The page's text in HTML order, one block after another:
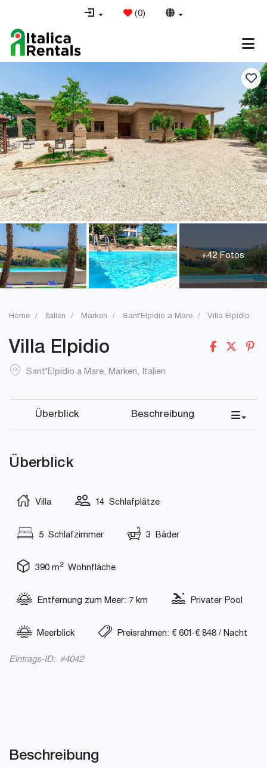
(0)
+42 Fotos
Home Italien Marken Sant'Elpidio a Mare Villa Elpidio
Villa Elpidio
Sant'Elpidio a Mare, Marken, Italien
Überblick Beschreibung
Überblick
Villa 14 Schlafplätze
5 Schlafzimmer 3 Bäder
390 m2Wohnfläche
Entfernung zum Meer: 7 km Privater Pool
Meerblick Preisrahmen: € 601-€ 848 / Nacht
Eintrags-ID: #4042
Beschreibung